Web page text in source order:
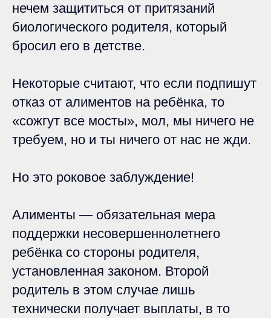
нечем защититься от притязаний
биологического родителя, который
бросил его в детстве.
Некоторые считают, что если подпишут
отказ от алиментов на ребёнка, то
«сожгут все мосты», мол, мы ничего не
требуем, но и ты ничего от нас не жди.
Но это роковое заблуждение!
Алименты — обязательная мера
поддержки несовершеннолетнего
ребёнка со стороны родителя,
установленная законом. Второй
родитель в этом случае лишь
технически получает выплаты, в то